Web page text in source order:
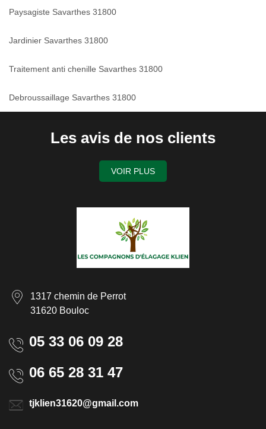
Paysagiste Savarthes 31800
Jardinier Savarthes 31800
Traitement anti chenille Savarthes 31800
Debroussaillage Savarthes 31800
Les avis de nos clients
VOIR PLUS
1317 chemin de Perrot
31620 Bouloc
05 33 06 09 28
06 65 28 31 47
tjklien31620@gmail.com